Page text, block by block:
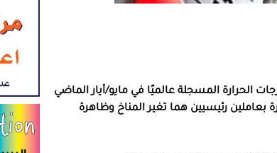
الحرارة المسجلة عالميًا في مايو/أيار الماضي
بعاملين رئيسيين هما تغير المناخ وظاهرة